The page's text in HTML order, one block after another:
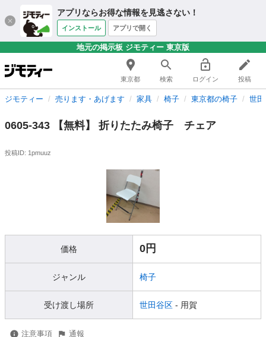
アプリならお得な情報を見逃さない！
インストール アプリで開く
地元の掲示板 ジモティー 東京版
東京都 検索 ログイン 投稿
ジモティー 売ります・あげます 家具 椅子 東京都の椅子 世
0605-343 【無料】 折りたたみ椅子 チェア
投稿ID: 1pmuuz
価格 0円
ジャンル 椅子
受け渡し場所 世田谷区 - 用賀
注意事項 通報